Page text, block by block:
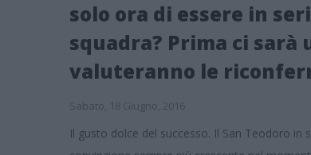
solo ora di essere in
squadra? Prima ci
valuteranno le
Sabato, 18 Giugno, 2016
Il gusto dolce del successo. Il San Teodoro